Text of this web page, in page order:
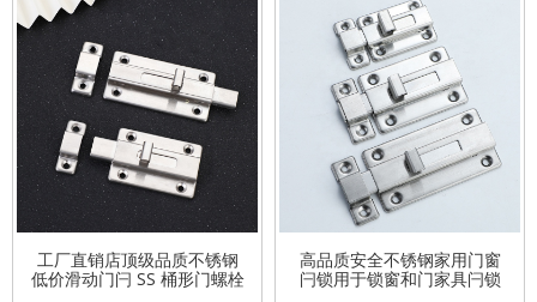
工厂直销店顶级品质不锈钢
低价滑动门闩 SS 桶形门螺栓
高品质安全不锈钢家用门窗
闩锁用于锁窗和门家具闩锁